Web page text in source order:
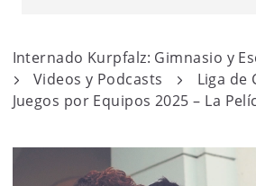
Internado Kurpfalz: Gimnasio y
Videos y Podcasts
Liga de
Juegos por Equipos 2025 – La